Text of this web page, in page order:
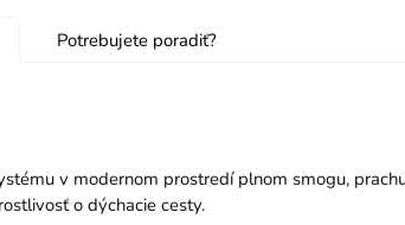
Potrebujete poradiť?
v modernom prostredí plnom smogu,
o dýchacie cesty.